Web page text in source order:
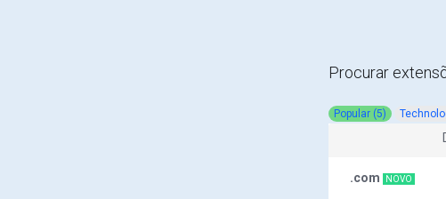
Procurar
Popular (5)
.com NOVO